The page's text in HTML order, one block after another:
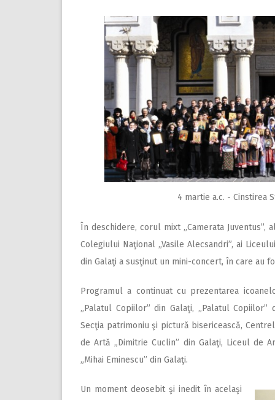
4 martie a.c. - Cinstirea
În deschidere, corul mixt „Camerata Juventus”,
Colegiului Naţional „Vasile Alecsandri”, ai
din Galaţi a susţinut un mini-concert, în care au
Programul a continuat cu prezentarea
„Palatul Copiilor” din Galaţi, „Palatul
Secţia patrimoniu şi pictură bisericească,
de Artă „Dimitrie Cuclin” din Galaţi, Liceul de
„Mihai Eminescu” din Galaţi.
Un moment deosebit şi inedit în acelaşi